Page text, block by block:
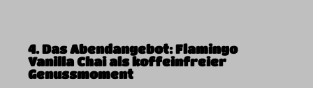
4. Das Abendangebot: Flamingo
Vanilla Chai als koffeinfreier
Genussmoment